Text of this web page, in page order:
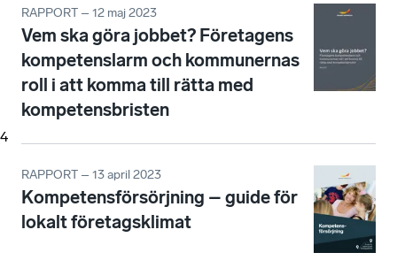
4
RAPPORT – 12 maj 2023
Vem ska göra jobbet? Företagens
kompetenslarm och kommunernas
roll i att komma till rätta med
kompetensbristen
RAPPORT – 13 april 2023
Kompetensförsörjning – guide för
lokalt företagsklimat